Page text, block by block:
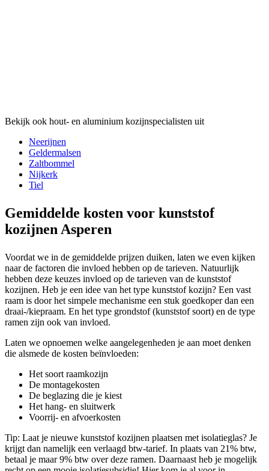
Bekijk ook hout- en aluminium kozijnspecialisten uit
Neerijnen
Geldermalsen
Zaltbommel
Nijkerk
Tiel
Gemiddelde kosten voor kunststof
kozijnen Asperen
Voordat we in de gemiddelde prijzen duiken, laten we even kijken
naar de factoren die invloed hebben op de tarieven. Natuurlijk
hebben deze keuzes invloed op de tarieven van de kunststof
kozijnen. Heb je een idee van het type kunststof kozijn? Een vast
raam is door het simpele mechanisme een stuk goedkoper dan een
draai-/kiepraam. En het type grondstof (kunststof soort) en de type
ramen zijn ook van invloed.
Laten we opnoemen welke aangelegenheden je aan moet denken
die alsmede de kosten beïnvloeden:
Het soort raamkozijn
De montagekosten
De beglazing die je kiest
Het hang- en sluitwerk
Voorrij- en afvoerkosten
Tip: Laat je nieuwe kunststof kozijnen plaatsen met isolatieglas? Je
krijgt dan namelijk een verlaagd btw-tarief. In plaats van 21% btw,
betaal je maar 9% btw over deze ramen. Daarnaast heb je mogelijk